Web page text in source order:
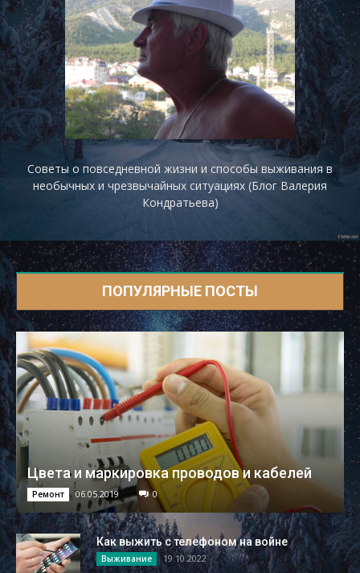
Советы о повседневной жизни и способы выживания в
необычных и чрезвычайных ситуациях (Блог Валерия
Кондратьева)
ПОПУЛЯРНЫЕ ПОСТЫ
Цвета и маркировка проводов и кабелей
Ремонт 06.05.2019 0
Как выжить с телефоном на войне
Выживание 19.10.2022